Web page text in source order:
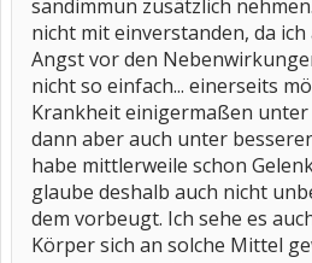
sandimmun zusätzlich
nicht mit einverstanden, da
Angst vor den
nicht so einfach... einerseits
Krankheit einigermaßen
dann aber auch unter
habe mittlerweile schon
glaube deshalb auch nicht
dem vorbeugt. Ich sehe es
Körper sich an solche Mittel